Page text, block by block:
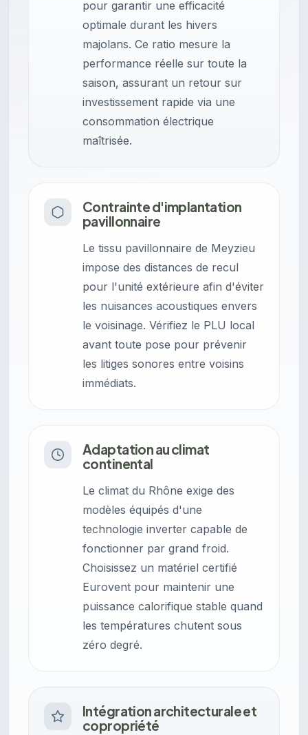
pour garantir une efficacité
optimale durant les hivers
majolans. Ce ratio mesure la
performance réelle sur toute la
saison, assurant un retour sur
investissement rapide via une
consommation électrique
maîtrisée.
Contrainte d'implantation
pavillonnaire
Le tissu pavillonnaire de Meyzieu
impose des distances de recul
pour l'unité extérieure afin d'éviter
les nuisances acoustiques envers
le voisinage. Vérifiez le PLU local
avant toute pose pour prévenir
les litiges sonores entre voisins
immédiats.
Adaptation au climat
continental
Le climat du Rhône exige des
modèles équipés d'une
technologie inverter capable de
fonctionner par grand froid.
Choisissez un matériel certifié
Eurovent pour maintenir une
puissance calorifique stable quand
les températures chutent sous
zéro degré.
Intégration architecturale et
copropriété